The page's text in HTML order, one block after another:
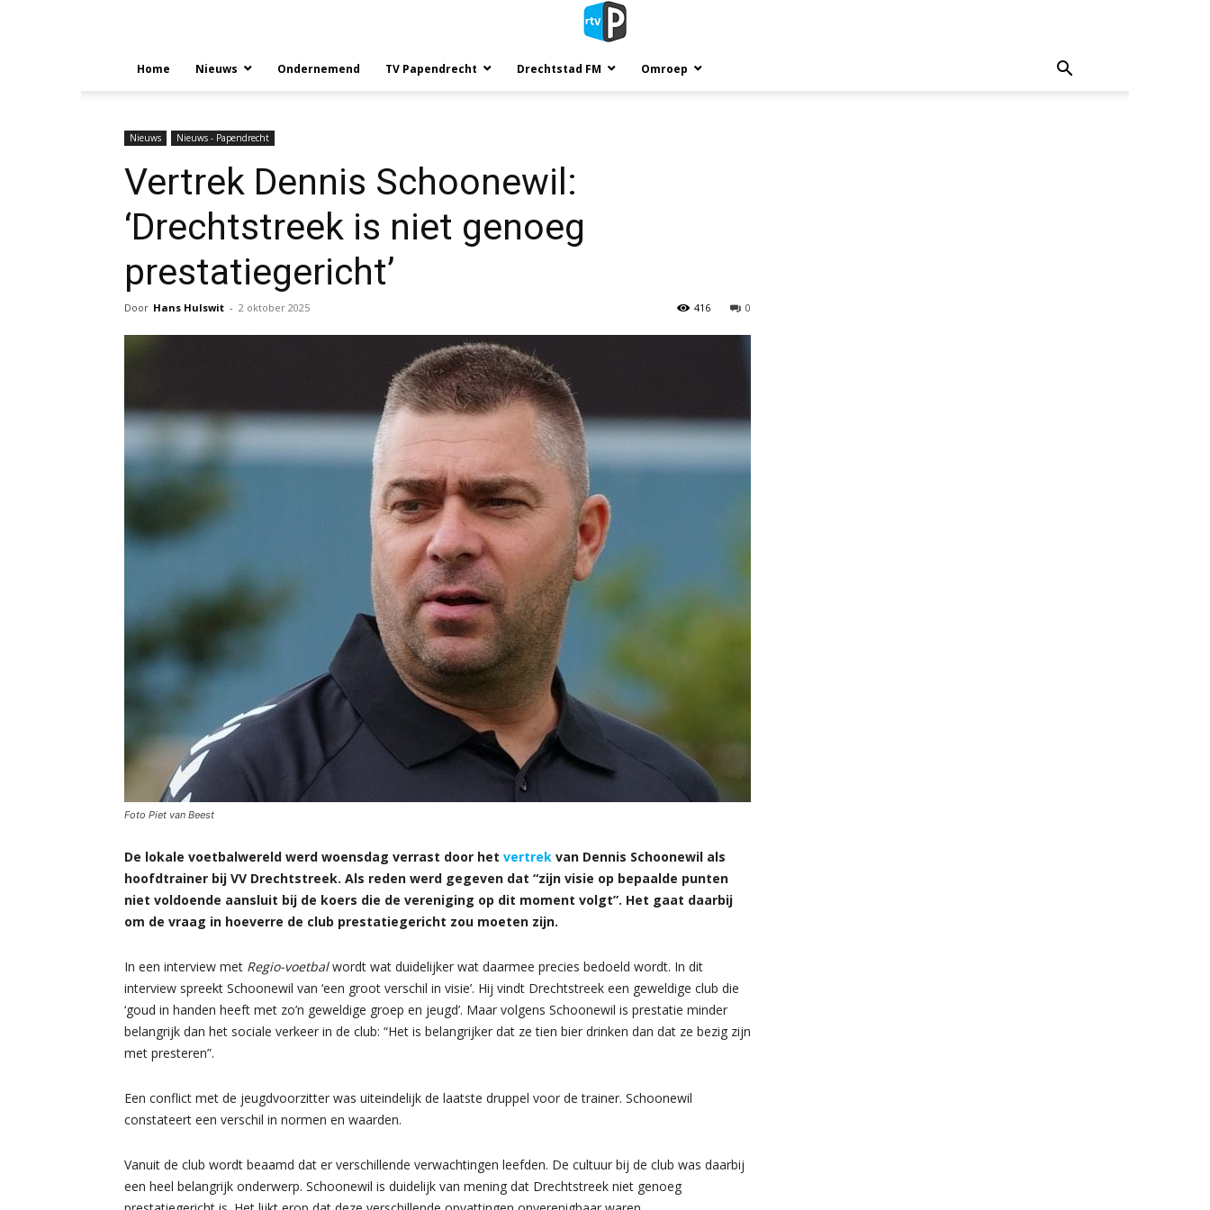
Home Nieuws Ondernemend TV Papendrecht Drechtstad FM Omroep
Nieuws Nieuws - Papendrecht
Vertrek Dennis Schoonewil:
‘Drechtstreek is niet genoeg
prestatiegericht’
Door Hans Hulswit - 2 oktober 2025 0
416
Foto Piet van Beest
De lokale voetbalwereld werd woensdag verrast door het vertrek van Dennis Schoonewil als
hoofdtrainer bij VV Drechtstreek. Als reden werd gegeven dat “zijn visie op bepaalde punten
niet voldoende aansluit bij de koers die de vereniging op dit moment volgt”. Het gaat daarbij
om de vraag in hoeverre de club prestatiegericht zou moeten zijn.
In een interview met Regio-voetbalwordt wat duidelijker wat daarmee precies bedoeld wordt. In dit
interview spreekt Schoonewil van ‘een groot verschil in visie’. Hij vindt Drechtstreek een geweldige club die
‘goud in handen heeft met zo’n geweldige groep en jeugd’. Maar volgens Schoonewil is prestatie minder
belangrijk dan het sociale verkeer in de club: “Het is belangrijker dat ze tien bier drinken dan dat ze bezig zijn
met presteren”.
Een conflict met de jeugdvoorzitter was uiteindelijk de laatste druppel voor de trainer. Schoonewil
constateert een verschil in normen en waarden.
Vanuit de club wordt beaamd dat er verschillende verwachtingen leefden. De cultuur bij de club was daarbij
een heel belangrijk onderwerp. Schoonewil is duidelijk van mening dat Drechtstreek niet genoeg